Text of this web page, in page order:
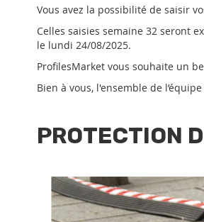
Vous avez la possibilité de saisir
Celles saisies semaine 32 seront
le lundi 24/08/2025.
ProfilesMarket vous souhaite un
Bien à vous, l'ensemble de
PROTECTION